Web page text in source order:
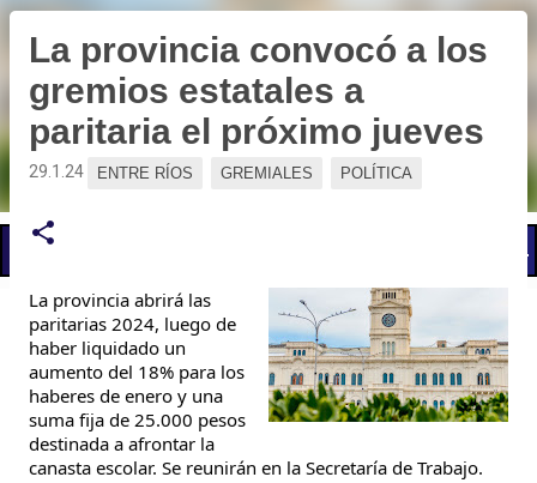
📢 LO ÚLTIMO
La provincia convocó a los
gremios estatales a
paritaria el próximo jueves
29.1.24 ENTRE RÍOS GREMIALES POLÍTICA
La provincia abrirá las
paritarias 2024, luego de
haber liquidado un
aumento del 18% para los
haberes de enero y una
suma fija de 25.000 pesos
destinada a afrontar la
canasta escolar. Se reunirán en la Secretaría de Trabajo.